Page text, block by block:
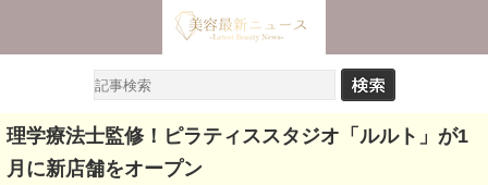
理学療法士監修！ピラティススタジオ「ルルト」が1
月に新店舗をオープン